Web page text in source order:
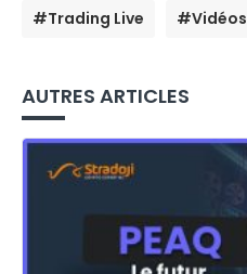
#Trading Live #Vidéos
AUTRES ARTICLES